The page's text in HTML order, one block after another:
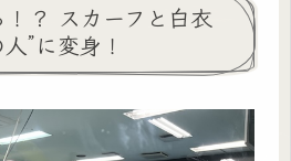
！？ スカーフと白衣
”に変身！